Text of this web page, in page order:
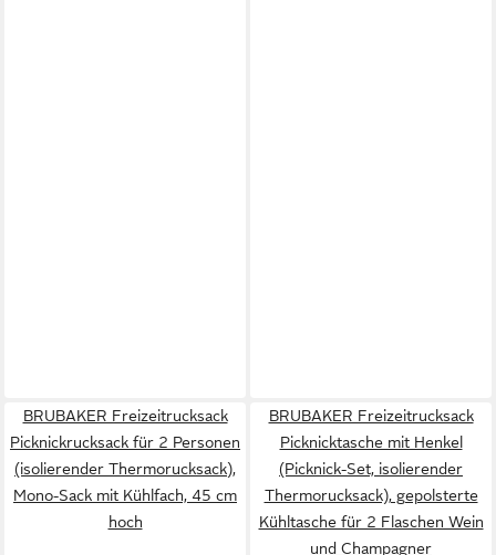
BRUBAKER Freizeitrucksack
Picknickrucksack für 2 Personen
(isolierender Thermorucksack),
Mono-Sack mit Kühlfach, 45 cm
hoch
BRUBAKER Freizeitrucksack
Picknicktasche mit Henkel
(Picknick-Set, isolierender
Thermorucksack), gepolsterte
Kühltasche für 2 Flaschen Wein
und Champagner